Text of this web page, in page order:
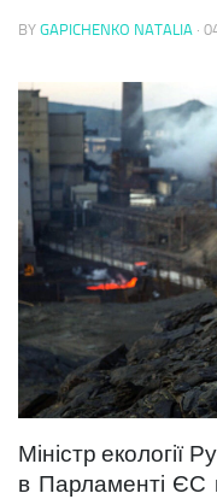
BY GAPICHENKO NATALIA ·
Міністр екології
в Парламенті ЄС